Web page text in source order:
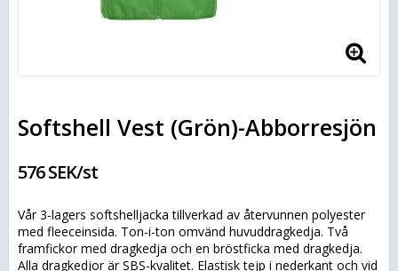
Softshell Vest (Grön)-Abborresjön
576 SEK/st
Vår 3-lagers softshelljacka tillverkad av återvunnen polyester
med fleeceinsida. Ton-i-ton omvänd huvuddragkedja. Två
framfickor med dragkedja och en bröstficka med dragkedja.
Alla dragkedjor är SBS-kvalitet. Elastisk tejp i nederkant och vid